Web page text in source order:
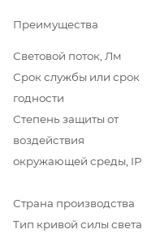
Преимущества
Световой поток, Лм
Срок службы или срок
годности
Степень защиты от
воздействия
окружающей среды, IP
Страна производства
Тип кривой силы света